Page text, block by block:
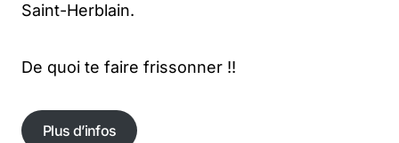
Saint-Herblain.
De quoi te faire frissonner !!
Plus d’infos